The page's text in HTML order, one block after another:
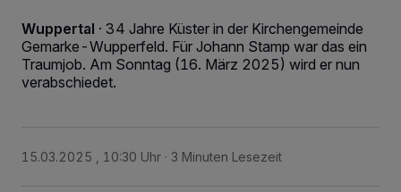
Wuppertal · 34 Jahre Küster in der Kirchengemeinde
Gemarke-Wupperfeld. Für Johann Stamp war das ein
Traumjob. Am Sonntag (16. März 2025) wird er nun
verabschiedet.
15.03.2025 , 10:30 Uhr 3 Minuten Lesezeit